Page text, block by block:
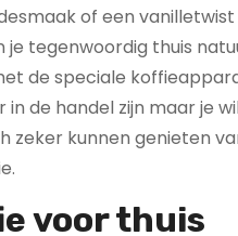
of een
je tegenwoordig thuis
de speciale
in de handel zijn maar je
zeker kunnen genieten
voor thuis